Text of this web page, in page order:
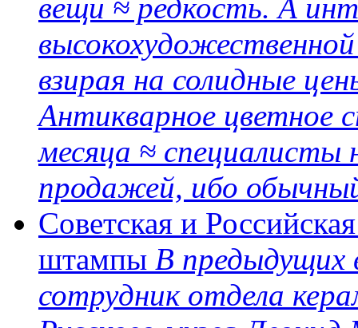
вещи ≈ редкость. А
взирая на солидные
Антикварное цветное
месяца ≈
продажей, ибо
Советская и
штампы В предыдущих
сотрудник отдела